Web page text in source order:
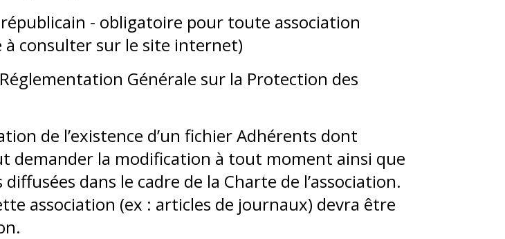
républicain - obligatoire pour toute association
consulter sur le site internet)
Générale sur la Protection des
de l’existence d’un fichier Adhérents dont
demander la modification à tout moment ainsi que
dans le cadre de la Charte de l’association.
association (ex : articles de journaux) devra être